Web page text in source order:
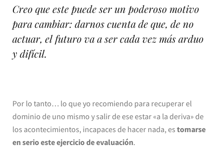
Creo que este puede ser un poderoso motivo
para cambiar: darnos cuenta de que, de no
actuar, el futuro va a ser cada vez más arduo
y difícil.
Por lo tanto… lo que yo recomiendo para recuperar el
dominio de uno mismo y salir de ese estar «a la deriva» de
los acontecimientos, incapaces de hacer nada, es tomarse
en serio este ejercicio de evaluación.